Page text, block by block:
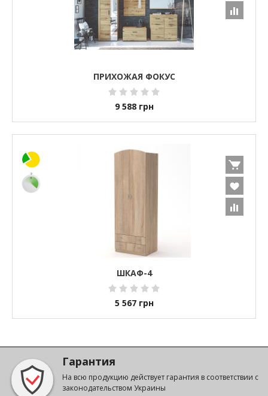
ПРИХОЖАЯ ФОКУС
9 588 грн
ШКАФ-4
5 567 грн
Гарантия
На всю продукцию действует гарантия в соответствии с
законодательством Украины